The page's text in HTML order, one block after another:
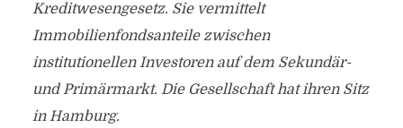
Kreditwesengesetz. Sie vermittelt
Immobilienfondsanteile zwischen
institutionellen Investoren auf dem Sekundär-
und Primärmarkt. Die Gesellschaft hat ihren Sitz
in Hamburg.